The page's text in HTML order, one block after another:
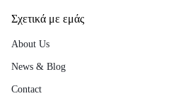
Σχετικά με εμάς
About Us
News & Blog
Contact